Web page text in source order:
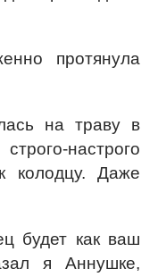
протянула
на траву в
настрого
колодцу. Даже
будет как ваш
я Аннушке,